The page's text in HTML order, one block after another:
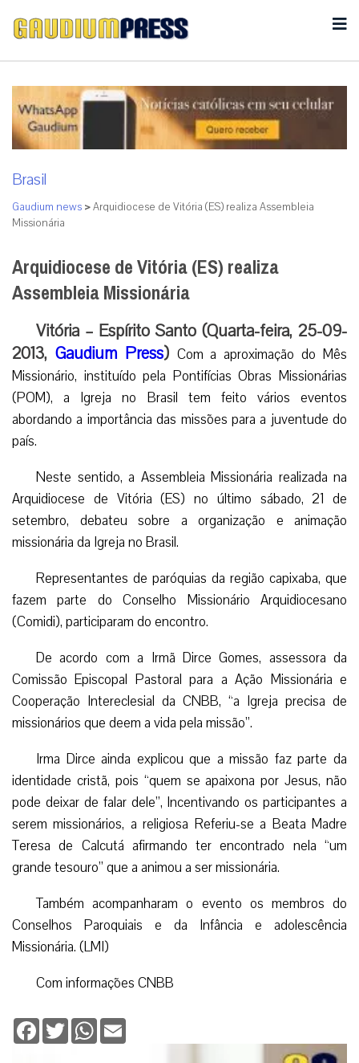
Brasil
Gaudium news >Arquidiocese de Vitória (ES) realiza Assembleia
Missionária
Arquidiocese de Vitória (ES) realiza
Assembleia Missionária
Vitória – Espírito Santo (Quarta-feira, 25-09-
2013, Gaudium Press) Com a aproximação do Mês
Missionário, instituído pela Pontifícias Obras Missionárias
(POM), a Igreja no Brasil tem feito vários eventos
abordando a importância das missões para a juventude do
país.
Neste sentido, a Assembleia Missionária realizada na
Arquidiocese de Vitória (ES) no último sábado, 21 de
setembro, debateu sobre a organização e animação
missionária da Igreja no Brasil.
Representantes de paróquias da região capixaba, que
fazem parte do Conselho Missionário Arquidiocesano
(Comidi), participaram do encontro.
De acordo com a Irmã Dirce Gomes, assessora da
Comissão Episcopal Pastoral para a Ação Missionária e
Cooperação Intereclesial da CNBB, “a Igreja precisa de
missionários que deem a vida pela missão”.
Irma Dirce ainda explicou que a missão faz parte da
identidade cristã, pois “quem se apaixona por Jesus, não
pode deixar de falar dele”, Incentivando os participantes a
serem missionários, a religiosa Referiu-se a Beata Madre
Teresa de Calcutá afirmando ter encontrado nela “um
grande tesouro” que a animou a ser missionária.
Também acompanharam o evento os membros do
Conselhos Paroquiais e da Infância e adolescência
Missionária. (LMI)
Com informações CNBB
Facebook
TwitterWhatsApp